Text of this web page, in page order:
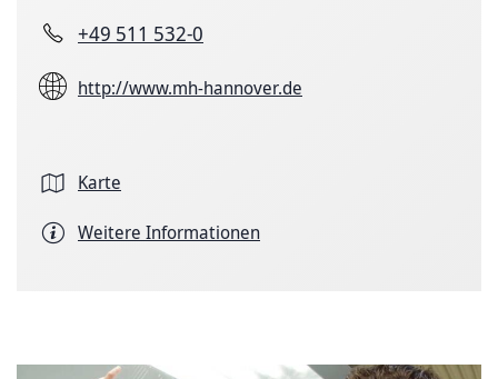
+49 511 532-0
http://www.mh-hannover.de
Karte
Weitere Informationen